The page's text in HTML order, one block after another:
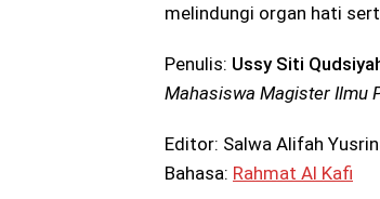
melindungi organ hati
Penulis: Ussy Siti
Mahasiswa Magister Ilmu
Editor: Salwa Alifah
Bahasa: Rahmat Al Kafi